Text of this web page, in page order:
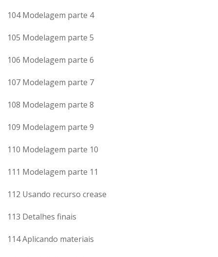
104 Modelagem parte 4
105 Modelagem parte 5
106 Modelagem parte 6
107 Modelagem parte 7
108 Modelagem parte 8
109 Modelagem parte 9
110 Modelagem parte 10
111 Modelagem parte 11
112 Usando recurso crease
113 Detalhes finais
114 Aplicando materiais